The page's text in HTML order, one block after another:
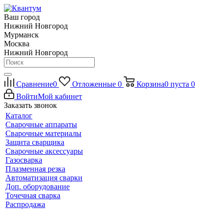
Ваш город
Нижний Новгород
Мурманск
Москва
Нижний Новгород
Сравнение0 Отложенные 0 Корзина0 пуста 0
ВойтиМой кабинет
Заказать звонок
Каталог
Сварочные аппараты
Сварочные материалы
Защита сварщика
Сварочные аксессуары
Газосварка
Плазменная резка
Автоматизация сварки
Доп. оборудование
Точечная сварка
Распродажа